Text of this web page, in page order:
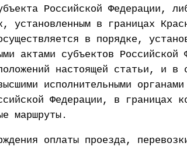
Российской Федерации,
установленным в границах
в порядке,
актами субъектов Российской
настоящей статьи, и в
исполнительными
Федерации, в границах
маршруты.
оплаты проезда,